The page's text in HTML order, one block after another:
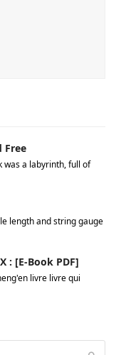
Free
was a labyrinth, full of
length and string gauge
: [E-Book PDF]
livre livre qui